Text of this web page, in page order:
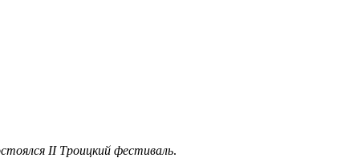
II Троицкий фестиваль.